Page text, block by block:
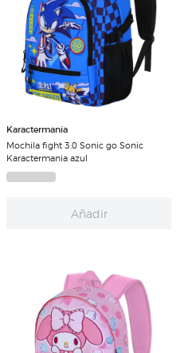
Karactermania
Mochila fight 3.0 Sonic go Sonic
Karactermania azul
Añadir